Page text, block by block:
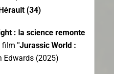
(34)
: la science remonte
film "Jurassic World :
Edwards (2025)